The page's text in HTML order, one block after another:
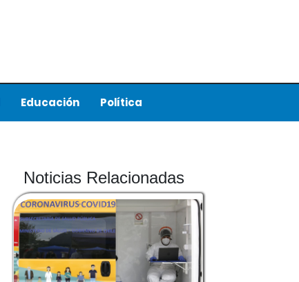
Educación Política
Noticias Relacionadas